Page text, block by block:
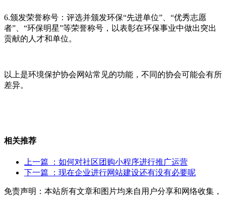
6.颁发荣誉称号：评选并颁发环保“先进单位”、“优秀志愿
者”、“环保明星”等荣誉称号，以表彰在环保事业中做出突出
贡献的人才和单位。
以上是环境保护协会网站常见的功能，不同的协会可能会有所
差异。
相关推荐
上一篇
：如何对社区团购小程序进行推广运营
下一篇
：现在企业进行网站建设还有没有必要呢
免责声明：本站所有文章和图片均来自用户分享和网络收集，